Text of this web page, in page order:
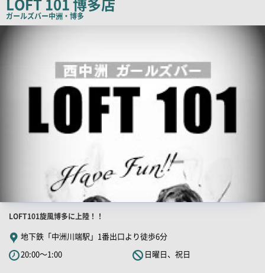
ー
ガールズバー中洲・博多
店
舗
PR
キ
LOFT101旋風博多に上陸！！
地下鉄「中洲川端駅」1番出口より徒歩6分
20:00～1:00
日曜日、祝日